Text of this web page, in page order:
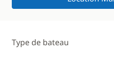
Type de bateau